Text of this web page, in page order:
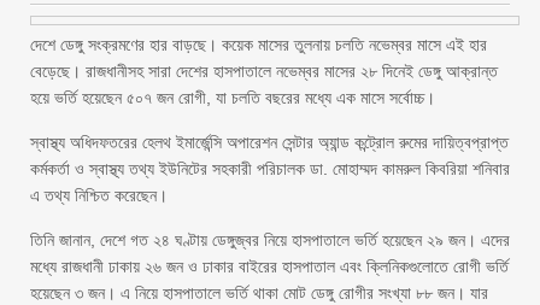
দেশে ডেঙ্গু সংক্রমণের হার বাড়ছে। কয়েক মাসের তুলনায় চলতি নভেম্বর মাসে এই হার
বেড়েছে। রাজধানীসহ সারা দেশের হাসপাতালে নভেম্বর মাসের ২৮ দিনেই ডেঙ্গু আক্রান্ত
হয়ে ভর্তি হয়েছেন ৫০৭ জন রোগী, যা চলতি বছরের মধ্যে এক মাসে সর্বোচ্চ।
স্বাস্থ্য অধিদফতরের হেলথ ইমার্জেন্সি অপারেশন সেন্টার অ্যান্ড কন্ট্রোল রুমের দায়িত্বপ্রাপ্ত
কর্মকর্তা ও স্বাস্থ্য তথ্য ইউনিটের সহকারী পরিচালক ডা. মোহাম্মদ কামরুল কিবরিয়া শনিবার
এ তথ্য নিশ্চিত করেছেন।
তিনি জানান, দেশে গত ২৪ ঘণ্টায় ডেঙ্গুজ্বর নিয়ে হাসপাতালে ভর্তি হয়েছেন ২৯ জন। এদের
মধ্যে রাজধানী ঢাকায় ২৬ জন ও ঢাকার বাইরের হাসপাতাল এবং ক্লিনিকগুলোতে রোগী ভর্তি
হয়েছেন ৩ জন। এ নিয়ে হাসপাতালে ভর্তি থাকা মোট ডেঙ্গু রোগীর সংখ্যা ৮৮ জন। যার